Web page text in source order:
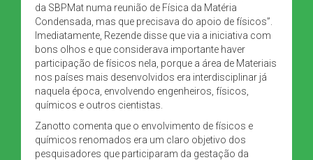
da SBPMat numa reunião de Física da Matéria
Condensada, mas que precisava do apoio de físicos”.
Imediatamente, Rezende disse que via a iniciativa com
bons olhos e que considerava importante haver
participação de físicos nela, porque a área de Materiais
nos países mais desenvolvidos era interdisciplinar já
naquela época, envolvendo engenheiros, físicos,
químicos e outros cientistas.
Zanotto comenta que o envolvimento de físicos e
químicos renomados era um claro objetivo dos
pesquisadores que participaram da gestação da